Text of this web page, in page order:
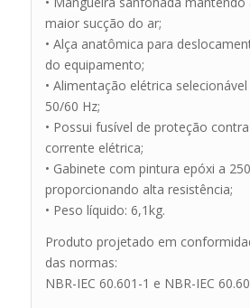
maior sucção do ar;
• Alça anatômica para
do equipamento;
• Alimentação elétrica
50/60 Hz;
• Possui fusível de proteção
corrente elétrica;
• Gabinete com pintura epóxi a
proporcionando alta resistência;
• Peso líquido: 6,1kg.
Produto projetado em
das normas:
NBR-IEC 60.601-1 e NBR-IEC